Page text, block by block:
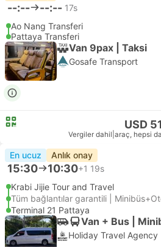
--:-- --:-- 17s
Ao Nang Transferi
Pattaya Transferi
Van 9pax | Taksi
Gosafe Transport
USD
Vergiler dahil araç, hepsi
En ucuz Anlık onay
15:30 10:30+1 19s
Krabi Jijie Tour and Travel
Tüm bağlantılar garantili |
Terminal 21 Pattaya
Van + Bus |
Holiday Travel Agency